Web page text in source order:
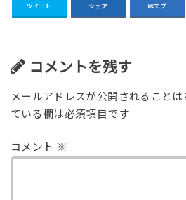
ツイート シェア はてブ
コメントを残す
メールアドレスが公開されることは
ている欄は必須項目です
コメント ※